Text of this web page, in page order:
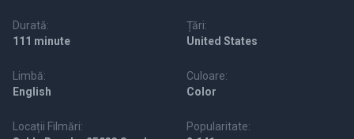
Durată:
111 minute
Țări:
United States
Limbă:
English
Culoare:
Color
Locații Filmări:
Popularitate: